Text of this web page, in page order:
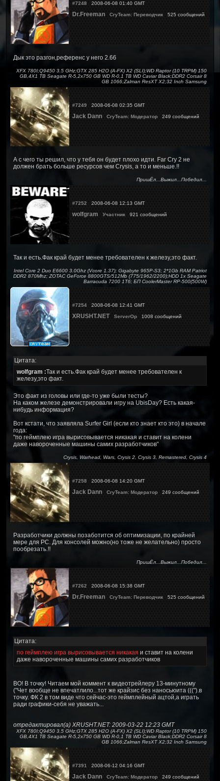
#7248 2008-06-08 01:40 GMT
Dr.Freeman CryTeam: Переводчик 525 сообщений
Дык это разгон,референс у него 2.66
XFX 780I;Q9450 3.5 GHz;GTX 285 H2O (A-FX) X2 (SLI);WD Raptor (10 TRPM) 150
GB,4X1 TB Seagate R-5,2x750 GB WD R-0,1 TB WD Caviar Black;DDR2 Corsair 8
GB 1066;Zalman ResXT X2;32 Inch Samsung
#7249 2008-06-08 02:35 GMT
Jack Dann CryTeam: Модератор 249 сообщений
А с чего ты решил, что у тебя он будет плохо идти. Far Cry 2 не
должен брать больше ресурсов чем Crysis, а то и меньше.!!
ПришЁл...Выжил...Победил...
#7252 2008-06-08 12:13 GMT
wolfgram Участник 921 сообщений
Так и есть.Фак край будет менее требователен к железу,это факт.
Intel Core 2 Duo E6600 3.0Ghz (Vcore 1.37); Gigabyte 965P-S3; 2*1Gb RAM Patriot
DDR2 870Mhz; ZOTAC GeForce 8800GTS/512Mb (775/1962/2200);HDD 1x Seagate
Barracuda 7200 1Тб; БП CoolerMaster RP-500(500W)
#7254 2008-06-08 12:41 GMT
XRUSHT.NET ServerOp 1008 сообщений
Цитата:
wolfgram :Так и есть.Фак край будет менее требователен к
железу,это факт.
Это факт из головы или где-то уже были тесты?
На каком железе демонстрировали игру на UbisDay? Есть какая-
нибудь информация?
Вот кстати, что заявляла Surfer Girl (если кто знает кто это) в начале
года:
"по геймплею игра вырисовывается никакая и ставит на колени
даже навороченные машины самих разработчиков"
Crysis, Warhead, Wars, Crysis 2, Crysis 3, Remastered, Crysis 4
#7258 2008-06-08 14:20 GMT
Jack Dann CryTeam: Модератор 249 сообщений
Разработчики должны позаботится об оптимизации, по крайней
мере для PC. Для консолей можно(но тоже не желательно) просто
пообрезать.!!
ПришЁл...Выжил...Победил...
#7262 2008-06-08 15:38 GMT
Dr.Freeman CryTeam: Переводчик 525 сообщений
Цитата:
по геймплею игра вырисовывается никакая и ставит на колени
даже навороченные машины самих разработчиков
ВО! В точку! Читаем мой коммент к видеотрейлеру 13-минутному
("Чет вообще не впечатлило...тот же крайзис без наносьюита (((").в
точку. ФК 2 в том виде что сейчас-это геймплейный ацтой,а играть
ради графики-себя не уважать...
отредактировал(а) XRUSHT.NET: 2009-03-22 12:23 GMT
XFX 780I;Q9450 3.5 GHz;GTX 285 H2O (A-FX) X2 (SLI);WD Raptor (10 TRPM) 150
GB,4X1 TB Seagate R-5,2x750 GB WD R-0,1 TB WD Caviar Black;DDR2 Corsair 8
GB 1066;Zalman ResXT X2;32 Inch Samsung
#7391 2008-06-12 04:16 GMT
Jack Dann CryTeam: Модератор 249 сообщений